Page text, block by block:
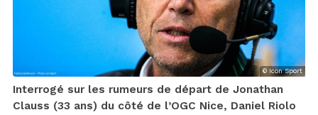
© Icon Sport
Interrogé sur les rumeurs de départ de Jonathan
Clauss (33 ans) du côté de l’OGC Nice, Daniel Riolo